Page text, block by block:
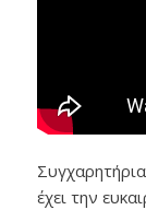
έχει την